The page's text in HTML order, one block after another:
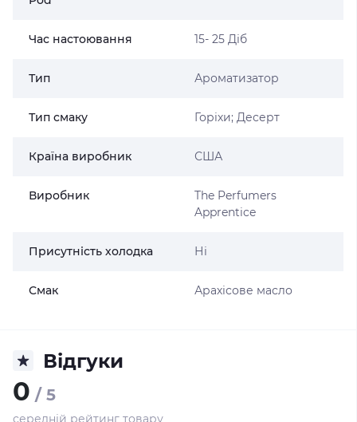
Час настоювання 15- 25 Діб
Тип Ароматизатор
Тип смаку Горіхи; Десерт
Країна виробник США
Виробник
The Perfumers
Apprentice
Присутність холодка Ні
Смак Арахісове масло
Відгуки
0 / 5
середній рейтинг товару